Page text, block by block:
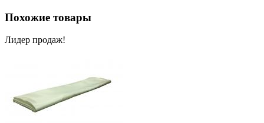
Похожие товары
Лидер продаж!